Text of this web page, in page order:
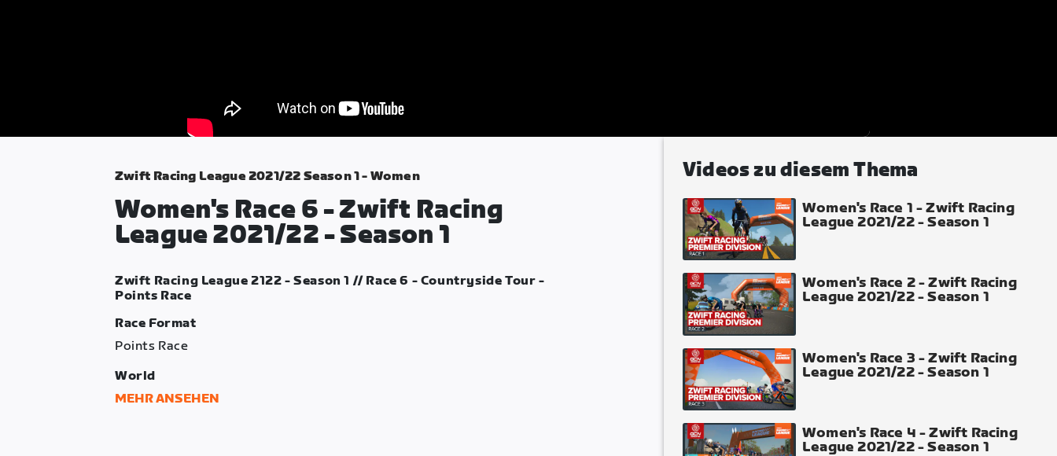
Zwift Racing League 2021/22 Season 1 - Women
Women's Race 6 - Zwift Racing
League 2021/22 - Season 1
Zwift Racing League 2122 - Season 1 // Race 6 - Countryside Tour -
Points Race
Race Format
Points Race
World
Makuri Islands
MEHR ANSEHEN
Videos zu diesem Thema
Women's Race 1 - Zwift Racing
League 2021/22 - Season 1
Women's Race 2 - Zwift Racing
League 2021/22 - Season 1
Women's Race 3 - Zwift Racing
League 2021/22 - Season 1
Women's Race 4 - Zwift Racing
League 2021/22 - Season 1